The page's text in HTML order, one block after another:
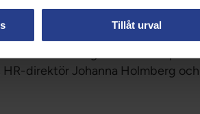
Tillåt urval
samt deras svar.
ordförande Carl-Johan
Samma dag skickades e-post
direktör Johanna Holmberg och